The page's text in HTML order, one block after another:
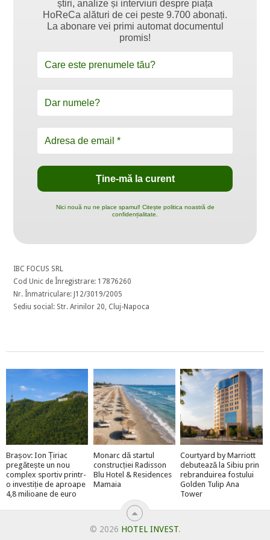
știri, analize și interviuri despre piața
HoReCa alături de cei peste 9.700 abonați.
La abonare vei primi automat documentul
promis!
Nici nouă nu ne place spamul! Citește politica noastră de
confidențialitate.
IBC FOCUS SRL
Cod Unic de Înregistrare: 17876260
Nr. Înmatriculare: J12/3019/2005
Sediu social: Str. Arinilor 20, Cluj-Napoca
Brașov: Ion Țiriac
pregătește un nou
complex sportiv printr-
o investiție de aproape
4,8 milioane de euro
Monarc dă startul
construcției Radisson
Blu Hotel & Residences
Mamaia
Courtyard by Marriott
debutează la Sibiu prin
rebranduirea fostului
Golden Tulip Ana
Tower
© 2026 HOTEL INVEST.